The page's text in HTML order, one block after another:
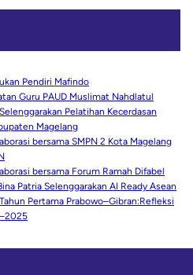
Pendiri Mafindo
Guru PAUD Muslimat Nahdlatul
Pelatihan Kecerdasan
Magelang
bersama SMPN 2 Kota Magelang
bersama Forum Ramah Difabel
Patria Selenggarakan AI Ready Asean
Pertama Prabowo–Gibran:Refleksi